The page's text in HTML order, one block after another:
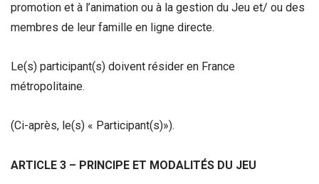
promotion et à l’animation ou à la gestion du Jeu et/ ou des
membres de leur famille en ligne directe.
Le(s) participant(s) doivent résider en France
métropolitaine.
(Ci-après, le(s) « Participant(s)»).
ARTICLE 3 – PRINCIPE ET MODALITÉS DU JEU